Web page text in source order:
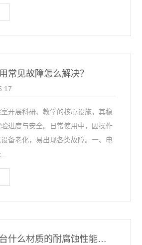
常见故障怎么解决？
开展科研、教学的核心设施，其稳
进度与安全。日常使用中，因操作
备老化，易出现各类故障。一、电
化学大连实验台什么材质的耐腐蚀性能比较好？